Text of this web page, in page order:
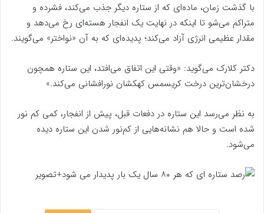
با گذشت زمان، ماده‌ای که از ستاره دیگر جذب می‌کند، فشرده و
متراکم می‌شو تا اینکه در نهایت یک انفجار هسته‌ای رخ می‌دهد و
مقدار عظیمی انرژی آزاد می‌کند؛ پدیده‌ای که به آن «نواختر» می‌گویند.
دکتر کلارک می‌گوید: «وقتی این اتفاق می‌افتد، این ستاره همچون
درخشان‌ترین درخت کریسمس کهکشان نورافشانی می‌کند.»
به نظر می‌رسد این ستاره در دفعات قبل، پیش از انفجار، کمی کم‌ نور
شده است و حالا هم نشانه‌هایی از کم‌نور شدن این ستاره دیده
می‌شود.